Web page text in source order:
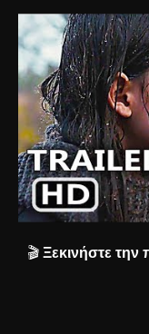
🎬 Ξεκινήστε